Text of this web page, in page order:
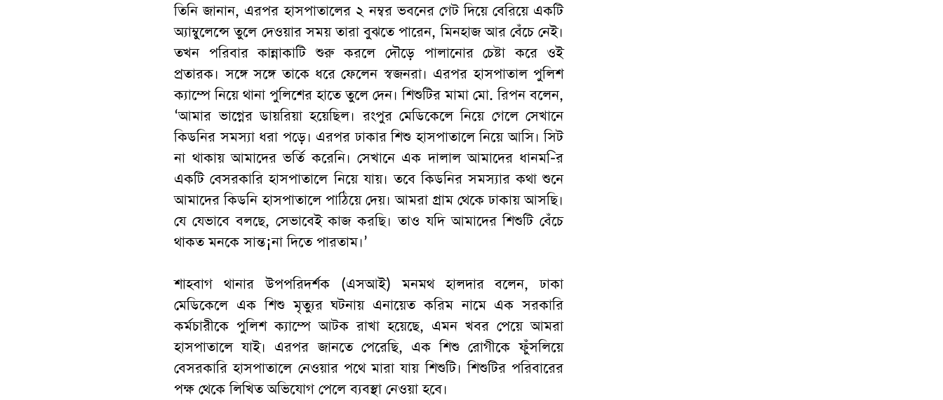
তিনি জানান, এরপর হাসপাতালের ২ নম্বর ভবনের গেট দিয়ে বেরিয়ে একটি
অ্যাম্বুলেন্সে তুলে দেওয়ার সময় তারা বুঝতে পারেন, মিনহাজ আর বেঁচে নেই।
তখন পরিবার কান্নাকাটি শুরু করলে দৌড়ে পালানোর চেষ্টা করে ওই
প্রতারক। সঙ্গে সঙ্গে তাকে ধরে ফেলেন স্বজনরা। এরপর হাসপাতাল পুলিশ
ক্যাম্পে নিয়ে থানা পুলিশের হাতে তুলে দেন। শিশুটির মামা মো. রিপন বলেন,
‘আমার ভাগ্নের ডায়রিয়া হয়েছিল। রংপুর মেডিকেলে নিয়ে গেলে সেখানে
কিডনির সমস্যা ধরা পড়ে। এরপর ঢাকার শিশু হাসপাতালে নিয়ে আসি। সিট
না থাকায় আমাদের ভর্তি করেনি। সেখানে এক দালাল আমাদের ধানম-ির
একটি বেসরকারি হাসপাতালে নিয়ে যায়। তবে কিডনির সমস্যার কথা শুনে
আমাদের কিডনি হাসপাতালে পাঠিয়ে দেয়। আমরা গ্রাম থেকে ঢাকায় আসছি।
যে যেভাবে বলছে, সেভাবেই কাজ করছি। তাও যদি আমাদের শিশুটি বেঁচে
থাকত মনকে সান্ত¡না দিতে পারতাম।’
শাহবাগ থানার উপপরিদর্শক (এসআই) মনমথ হালদার বলেন, ঢাকা
মেডিকেলে এক শিশু মৃত্যুর ঘটনায় এনায়েত করিম নামে এক সরকারি
কর্মচারীকে পুলিশ ক্যাম্পে আটক রাখা হয়েছে, এমন খবর পেয়ে আমরা
হাসপাতালে যাই। এরপর জানতে পেরেছি, এক শিশু রোগীকে ফুঁসলিয়ে
বেসরকারি হাসপাতালে নেওয়ার পথে মারা যায় শিশুটি। শিশুটির পরিবারের
পক্ষ থেকে লিখিত অভিযোগ পেলে ব্যবস্থা নেওয়া হবে।